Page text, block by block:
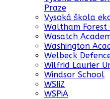
Praze
Vysoká škola
Waltham Forest
Wasatch
Washington
Welbeck
Wilfrid Laurier
Windsor School
WSIiZ
WSPiA